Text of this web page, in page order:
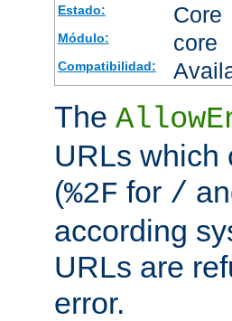
Estado: Core
Módulo: core
Compatibilidad:
The
URLs which
(%2F for /
according
URLs are
error.